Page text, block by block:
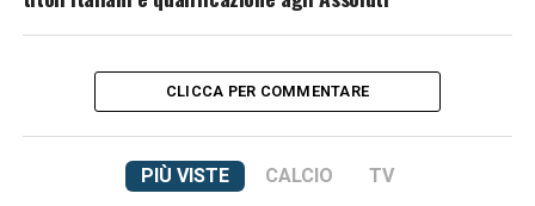
CLICCA PER COMMENTARE
PIÙ VISTE CALCIO TV